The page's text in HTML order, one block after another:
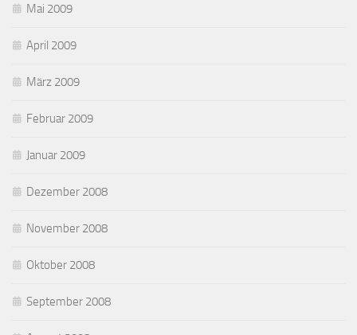
Mai 2009
April 2009
März 2009
Februar 2009
Januar 2009
Dezember 2008
November 2008
Oktober 2008
September 2008